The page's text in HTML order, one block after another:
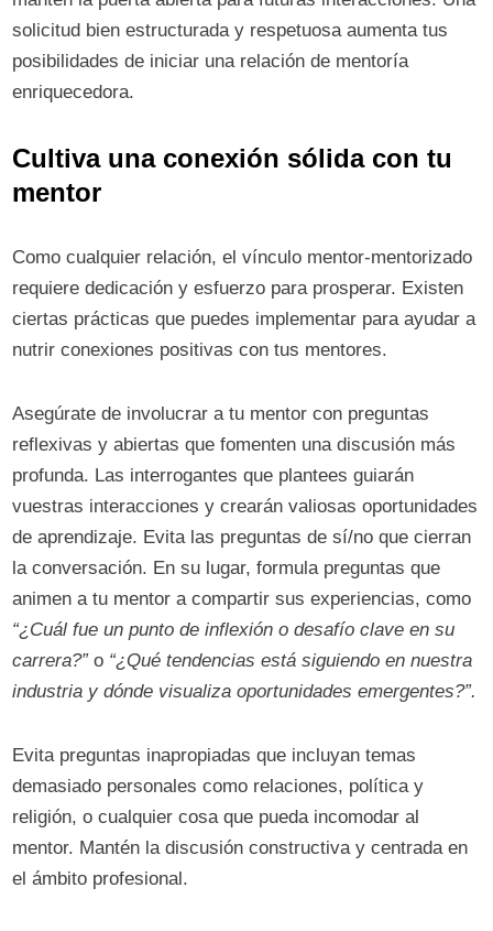
solicitud bien estructurada y respetuosa aumenta tus
posibilidades de iniciar una relación de mentoría
enriquecedora.
Cultiva una conexión sólida con tu
mentor
Como cualquier relación, el vínculo mentor-mentorizado
requiere dedicación y esfuerzo para prosperar. Existen
ciertas prácticas que puedes implementar para ayudar a
nutrir conexiones positivas con tus mentores.
Asegúrate de involucrar a tu mentor con preguntas
reflexivas y abiertas que fomenten una discusión más
profunda. Las interrogantes que plantees guiarán
vuestras interacciones y crearán valiosas oportunidades
de aprendizaje. Evita las preguntas de sí/no que cierran
la conversación. En su lugar, formula preguntas que
animen a tu mentor a compartir sus experiencias, como
“¿Cuál fue un punto de inflexión o desafío clave en su
carrera?”o “¿Qué tendencias está siguiendo en nuestra
industria y dónde visualiza oportunidades emergentes?”.
Evita preguntas inapropiadas que incluyan temas
demasiado personales como relaciones, política y
religión, o cualquier cosa que pueda incomodar al
mentor. Mantén la discusión constructiva y centrada en
el ámbito profesional.